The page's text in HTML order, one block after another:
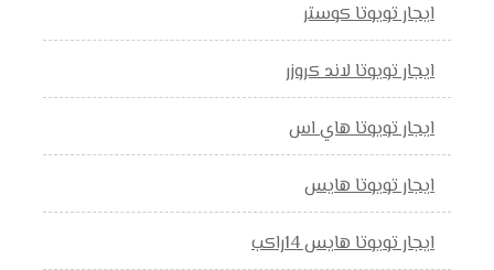
ايجار تويوتا كوستر
ايجار تويوتا لاند كروزر
ايجار تويوتا هاي اس
ايجار تويوتا هايس
ايجار تويوتا هايس 14راكب